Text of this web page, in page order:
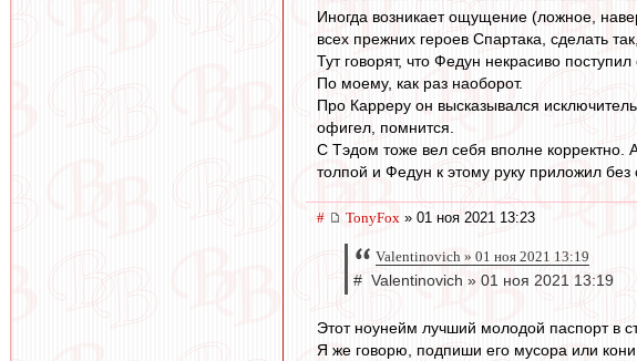
Иногда возникает ощущение (ложное,
всех прежних героев Спартака, сделать
Тут говорят, что Федун некрасиво
По моему, как раз наоборот.
Про Карреру он высказывался
офигел, помнится.
С Тэдом тоже вел себя вполне
толпой и Федун к этому руку приложил
# TonyFox » 01 ноя 2021 13:23
Valentinovich » 01 ноя 2021 13:19
# Valentinovich » 01 ноя 2021 13:19
Этот ноунейм лучший молодой паспорт в
Я же говорю, подпиши его мусора или